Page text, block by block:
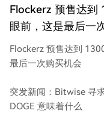
Flockerz 预售达到
眼前，这是最后一
Flockerz 预售达到
最后一次购买机会
突发新闻：Bitwise 寻
DOGE 意味着什么